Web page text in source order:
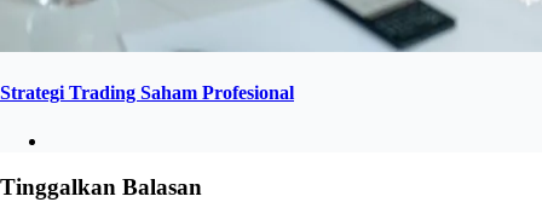
Strategi Trading Saham Profesional
Tinggalkan Balasan